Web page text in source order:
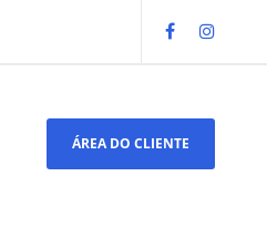
ÁREA DO CLIENTE